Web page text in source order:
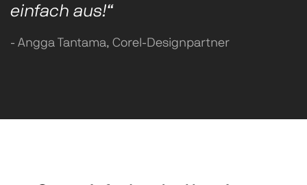
einfach aus!“
- Angga Tantama, Corel-Designpartner